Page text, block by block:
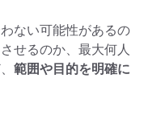
ない可能性があるの
せるのか、最大何人
範囲や目的を明確に